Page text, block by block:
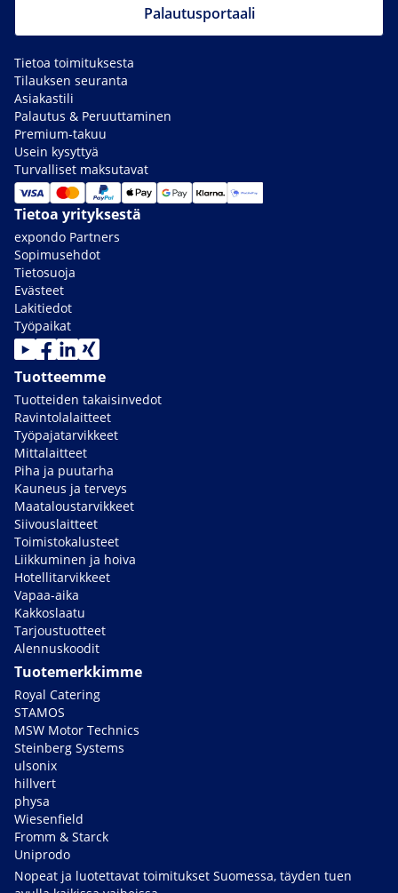
Palautusportaali
Tietoa toimituksesta
Tilauksen seuranta
Asiakastili
Palautus & Peruuttaminen
Premium-takuu
Usein kysyttyä
Turvalliset maksutavat
Tietoa yrityksestä
expondo Partners
Sopimusehdot
Tietosuoja
Evästeet
Lakitiedot
Työpaikat
Tuotteemme
Tuotteiden takaisinvedot
Ravintolalaitteet
Työpajatarvikkeet
Mittalaitteet
Piha ja puutarha
Kauneus ja terveys
Maataloustarvikkeet
Siivouslaitteet
Toimistokalusteet
Liikkuminen ja hoiva
Hotellitarvikkeet
Vapaa-aika
Kakkoslaatu
Tarjoustuotteet
Alennuskoodit
Tuotemerkkimme
Royal Catering
STAMOS
MSW Motor Technics
Steinberg Systems
ulsonix
hillvert
physa
Wiesenfield
Fromm & Starck
Uniprodo
Nopeat ja luotettavat toimitukset Suomessa, täyden tuen